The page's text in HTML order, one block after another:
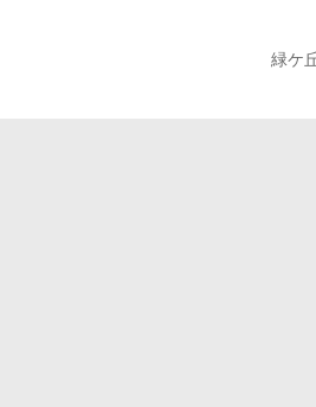
緑ケ